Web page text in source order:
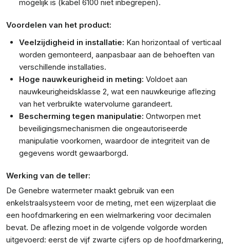
mogelijk is (kabel 6100 niet inbegrepen).
Voordelen van het product:
Veelzijdigheid in installatie: Kan horizontaal of verticaal
worden gemonteerd, aanpasbaar aan de behoeften van
verschillende installaties.
Hoge nauwkeurigheid in meting: Voldoet aan
nauwkeurigheidsklasse 2, wat een nauwkeurige aflezing
van het verbruikte watervolume garandeert.
Bescherming tegen manipulatie: Ontworpen met
beveiligingsmechanismen die ongeautoriseerde
manipulatie voorkomen, waardoor de integriteit van de
gegevens wordt gewaarborgd.
Werking van de teller:
De Genebre watermeter maakt gebruik van een
enkelstraalsysteem voor de meting, met een wijzerplaat die
een hoofdmarkering en een wielmarkering voor decimalen
bevat. De aflezing moet in de volgende volgorde worden
uitgevoerd: eerst de vijf zwarte cijfers op de hoofdmarkering,